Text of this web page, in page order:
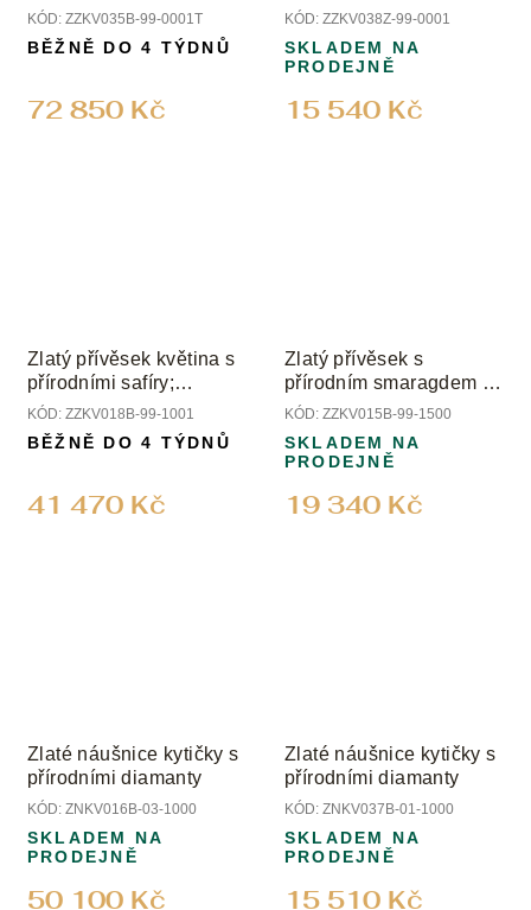
granátem, tanzanitem a
ametystem
KÓD: ZZKV035B-99-0001T
72 850 Kč
BĚŽNĚ DO 4 TÝDNŮ
KÓD: ZZKV038Z-99-0001
15 540 Kč
SKLADEM NA
PRODEJNĚ
Zlatý přívěsek květina s
přírodními safíry;
smaragdem a diamanty
KÓD: ZZKV018B-99-1001
41 470 Kč
BĚŽNĚ DO 4 TÝDNŮ
Zlatý přívěsek s
přírodním smaragdem a
diamanty
KÓD: ZZKV015B-99-1500
19 340 Kč
SKLADEM NA
PRODEJNĚ
Zlaté náušnice kytičky s
přírodními diamanty
KÓD: ZNKV016B-03-1000
50 100 Kč
SKLADEM NA
PRODEJNĚ
Zlaté náušnice kytičky s
přírodními diamanty
KÓD: ZNKV037B-01-1000
15 510 Kč
SKLADEM NA
PRODEJNĚ